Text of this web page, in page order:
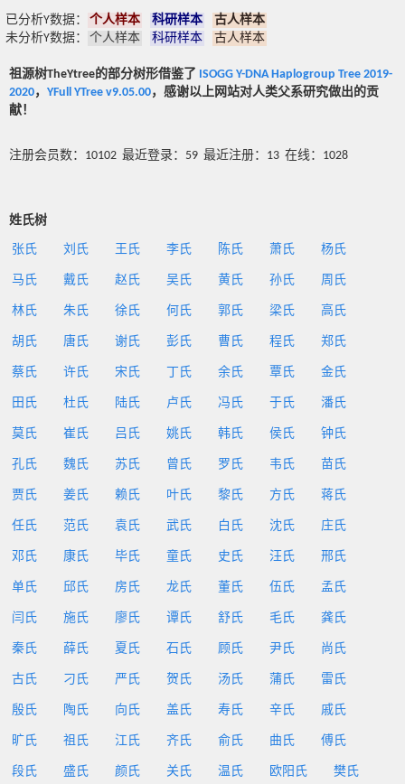
已分析Y数据： 个人样本 科研样本
古人样本
未分析Y数据：
个人样本 科研样本 古人样本
祖源树TheYtree的部分树形借鉴了 ISOGG Y-DNA Haplogroup Tree 2019-
2020， YFull YTree v9.05.00，感谢以上网站对人类父系研究做出的贡
献！
注册会员数：10102 最近登录：59 最近注册：13 在线：1028
姓氏树
张氏 刘氏 王氏 李氏 陈氏 萧氏 杨氏
马氏 戴氏 赵氏 吴氏 黄氏 孙氏 周氏
林氏 朱氏 徐氏 何氏 郭氏 梁氏 高氏
胡氏 唐氏 谢氏 彭氏 曹氏 程氏 郑氏
蔡氏 许氏 宋氏 丁氏 余氏 覃氏 金氏
田氏 杜氏 陆氏 卢氏 冯氏 于氏 潘氏
莫氏 崔氏 吕氏 姚氏 韩氏 侯氏 钟氏
孔氏 魏氏 苏氏 曾氏 罗氏 韦氏 苗氏
贾氏 姜氏 赖氏 叶氏 黎氏 方氏 蒋氏
任氏 范氏 袁氏 武氏 白氏 沈氏 庄氏
邓氏 康氏 毕氏 童氏 史氏 汪氏 邢氏
单氏 邱氏 房氏 龙氏 董氏 伍氏 孟氏
闫氏 施氏 廖氏 谭氏 舒氏 毛氏 龚氏
秦氏 薛氏 夏氏 石氏 顾氏 尹氏 尚氏
古氏 刁氏 严氏 贺氏 汤氏 蒲氏 雷氏
殷氏 陶氏 向氏 盖氏 寿氏 辛氏 戚氏
旷氏 祖氏 江氏 齐氏 俞氏 曲氏 傅氏
段氏 盛氏 颜氏 关氏 温氏 欧阳氏 樊氏